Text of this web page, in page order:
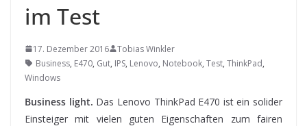
im Test
17. Dezember 2016
Tobias Winkler
Business, E470, Gut, IPS, Lenovo, Notebook, Test, ThinkPad,
Windows
Business light. Das Lenovo ThinkPad E470 ist ein solider
Einsteiger mit vielen guten Eigenschaften zum fairen